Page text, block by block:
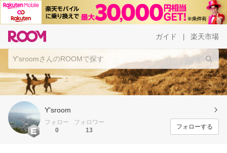
ガイド 楽天市場
Y'sroom
フォロー
0
フォロワー
13
フォローする